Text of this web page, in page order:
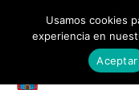
Usamos cookies
experiencia en
Aceptar